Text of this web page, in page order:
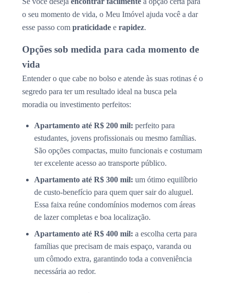
o seu momento de vida, o Meu Imóvel ajuda você a dar
esse passo com praticidade e rapidez.
Opções sob medida para cada momento de
vida
Entender o que cabe no bolso e atende às suas rotinas é o
segredo para ter um resultado ideal na busca pela
moradia ou investimento perfeitos:
Apartamento até R$ 200 mil: perfeito para
estudantes, jovens profissionais ou mesmo famílias.
São opções compactas, muito funcionais e costumam
ter excelente acesso ao transporte público.
Apartamento até R$ 300 mil: um ótimo equilíbrio
de custo-benefício para quem quer sair do aluguel.
Essa faixa reúne condomínios modernos com áreas
de lazer completas e boa localização.
Apartamento até R$ 400 mil: a escolha certa para
famílias que precisam de mais espaço, varanda ou
um cômodo extra, garantindo toda a conveniência
necessária ao redor.